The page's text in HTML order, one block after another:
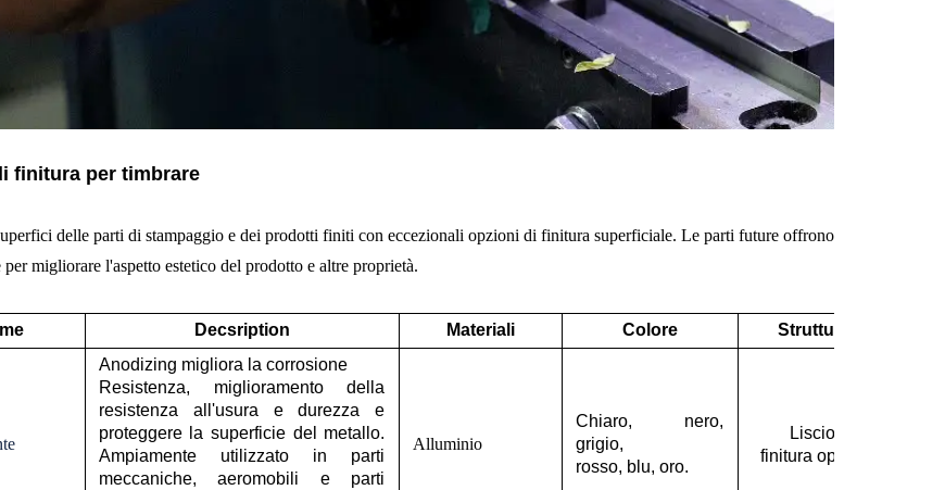
finitura per timbrare
delle parti di stampaggio e dei prodotti finiti con eccezionali opzioni di finitura superficiale. Le parti future offrono
migliorare l'aspetto estetico del prodotto e altre proprietà.
Decsription Materiali Colore Struttura
Anodizing migliora la corrosione
Resistenza, miglioramento della
resistenza all'usura e durezza e
proteggere la superficie del metallo.
Ampiamente utilizzato in parti
meccaniche, aeromobili e parti
Alluminio
Chiaro, nero,
grigio,
rosso, blu, oro.
Liscio,
finitura opaca.